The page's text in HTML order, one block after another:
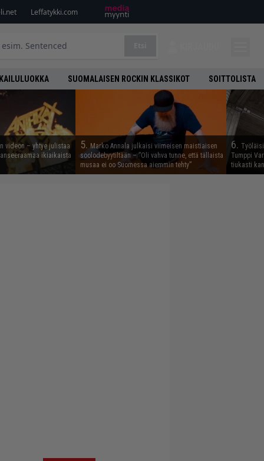
Leffatykki.com
SUOMALAISEN ROCKIN KLASSIKOT SOITTOLISTA
videon – yhtye julistaa
ikiaikaista
5. Marko Annala julkaisi viimeisen maistiaisen
soolodebyytiltään – ”Oli vahva tunne, että tällaista
musaa ei oo Suomessa aiemmin tehty”
6.
Tumppi
tiukasti